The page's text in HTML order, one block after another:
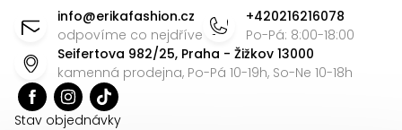
ý
p
i
info@erikafashion.cz
odpovíme co nejdříve
+420216216078
Po-Pá: 8:00-18:00
Seifertova 982/25, Praha - Žižkov 13000
kamenná prodejna, Po-Pá 10-19h, So-Ne 10-18h
Stav objednávky